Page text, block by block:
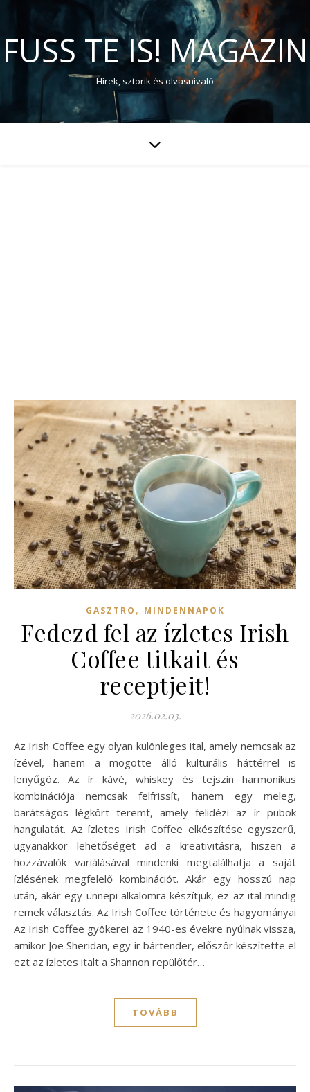
FUSS TE IS! MAGAZIN
Hírek, sztorik és olvasnivaló
GASZTRO , MINDENNAPOK
Fedezd fel az ízletes Irish
Coffee titkait és
receptjeit!
2026.02.03.
Az Irish Coffee egy olyan különleges ital, amely nemcsak az
ízével, hanem a mögötte álló kulturális háttérrel is
lenyűgöz. Az ír kávé, whiskey és tejszín harmonikus
kombinációja nemcsak felfrissít, hanem egy meleg,
barátságos légkört teremt, amely felidézi az ír pubok
hangulatát. Az ízletes Irish Coffee elkészítése egyszerű,
ugyanakkor lehetőséget ad a kreativitásra, hiszen a
hozzávalók variálásával mindenki megtalálhatja a saját
ízlésének megfelelő kombinációt. Akár egy hosszú nap
után, akár egy ünnepi alkalomra készítjük, ez az ital mindig
remek választás. Az Irish Coffee története és hagyományai
Az Irish Coffee gyökerei az 1940-es évekre nyúlnak vissza,
amikor Joe Sheridan, egy ír bártender, először készítette el
ezt az ízletes italt a Shannon repülőtér…
TOVÁBB